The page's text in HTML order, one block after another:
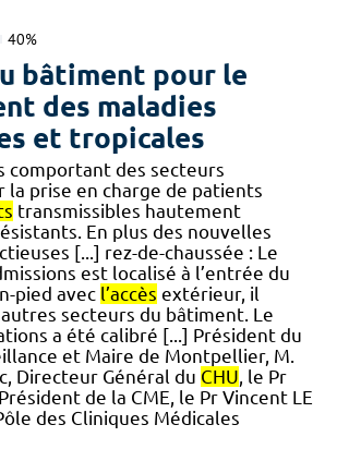
40%
bâtiment pour le
des maladies
et tropicales
comportant des secteurs
la prise en charge de patients
transmissibles hautement
En plus des nouvelles
[...] rez-de-chaussée : Le
est localisé à l’entrée du
pied avec l’accès extérieur, il
secteurs du bâtiment. Le
a été calibré [...] Président du
et Maire de Montpellier, M.
Directeur Général du CHU, le Pr
de la CME, le Pr Vincent LE
des Cliniques Médicales